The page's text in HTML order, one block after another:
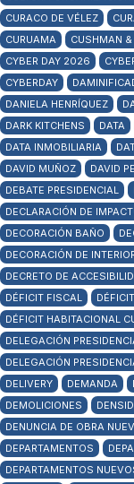
CURACO DE VÉLEZ
CURUAMA
CUSHMAN &
CYBER DAY 2026
CYBERDAY
DANIELA HENRÍQUEZ
DARK KITCHENS
DATA
DATA INMOBILIARIA
DAVID MUÑOZ
DAVID
DEBATE PRESIDENCIAL
DECLARACIÓN DE
DECORACIÓN BAÑO
DECORACIÓN DE
DECRETO DE
DÉFICIT FISCAL
DÉFICIT HABITACIONAL
DELEGACIÓN
DELEGACIÓN
DELIVERY
DEMANDA
DEMOLICIONES
DENUNCIA DE OBRA
DEPARTAMENTOS
DEPARTAMENTOS